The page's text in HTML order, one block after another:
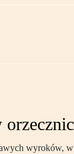
wyroków,